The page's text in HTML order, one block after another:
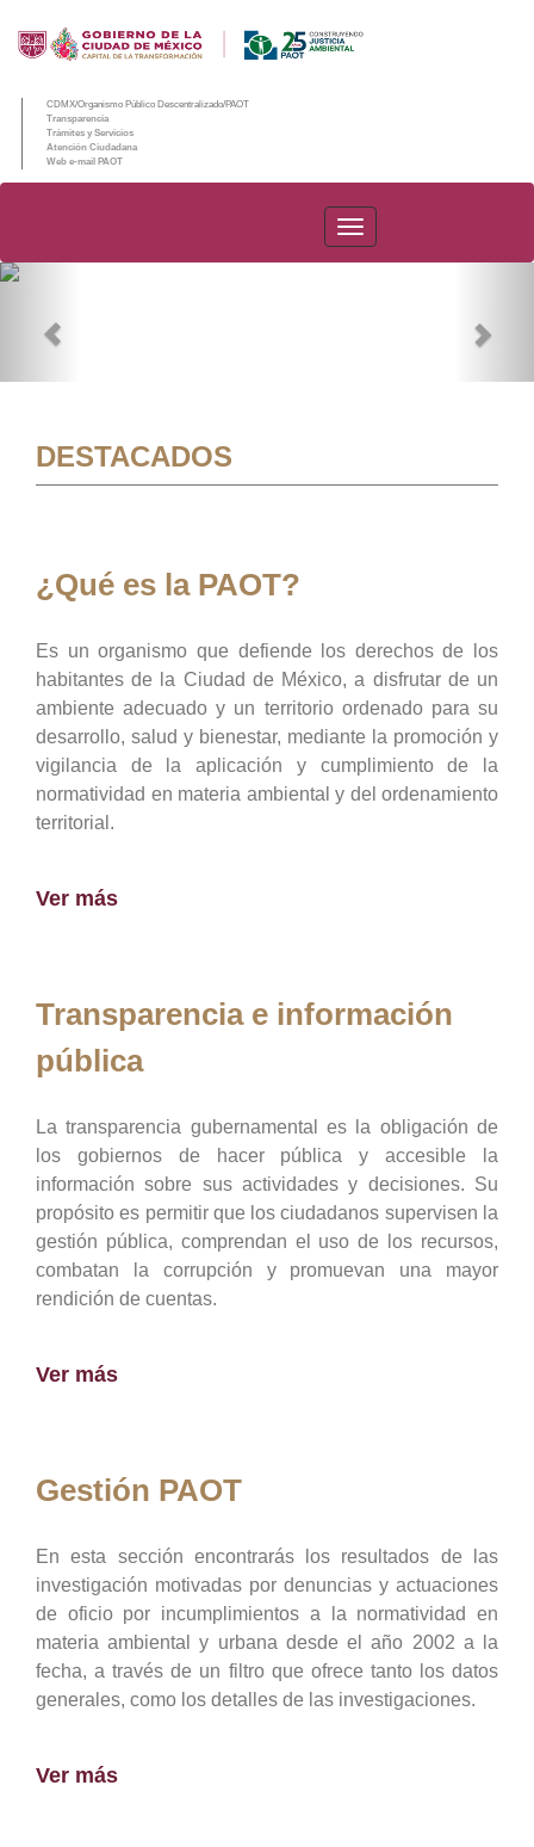
CDMX/Organismo Público Descentralizado/PAOT
Transparencia
Trámites y Servicios
Atención Ciudadana
Web e-mail PAOT
PAOT
DESTACADOS
¿Qué es la PAOT?
Es un organismo que defiende los derechos de los
habitantes de la Ciudad de México, a disfrutar de un
ambiente adecuado y un territorio ordenado para su
desarrollo, salud y bienestar, mediante la promoción y
vigilancia de la aplicación y cumplimiento de la
normatividad en materia ambiental y del ordenamiento
territorial.
Ver más
Transparencia e información
pública
La transparencia gubernamental es la obligación de
los gobiernos de hacer pública y accesible la
información sobre sus actividades y decisiones. Su
propósito es permitir que los ciudadanos supervisen la
gestión pública, comprendan el uso de los recursos,
combatan la corrupción y promuevan una mayor
rendición de cuentas.
Ver más
Gestión PAOT
En esta sección encontrarás los resultados de las
investigación motivadas por denuncias y actuaciones
de oficio por incumplimientos a la normatividad en
materia ambiental y urbana desde el año 2002 a la
fecha, a través de un filtro que ofrece tanto los datos
generales, como los detalles de las investigaciones.
Ver más